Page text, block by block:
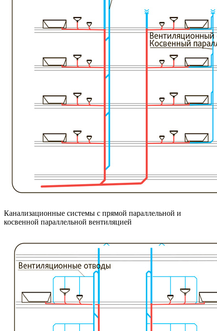
Канализационные системы с прямой параллельной и
косвенной параллельной вентиляцией